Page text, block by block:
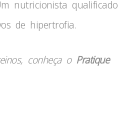
nutricionista qualificado
de hipertrofia.
conheça oPratique